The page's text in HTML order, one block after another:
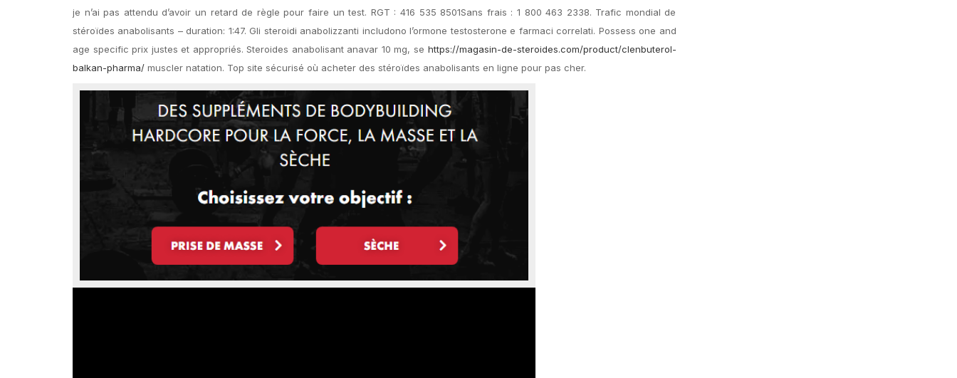
je n’ai pas attendu d’avoir un retard de règle pour faire un test. RGT : 416 535 8501Sans frais : 1 800 463 2338. Trafic mondial de
stéroïdes anabolisants – duration: 1:47. Gli steroidi anabolizzanti includono l’ormone testosterone e farmaci correlati. Possess one and
age specific prix justes et appropriés. Steroides anabolisant anavar 10 mg, se https://magasin-de-steroides.com/product/clenbuterol-
balkan-pharma/ muscler natation. Top site sécurisé où acheter des stéroïdes anabolisants en ligne pour pas cher.